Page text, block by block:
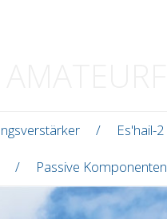
Es'hail-2
Passive Komponenten